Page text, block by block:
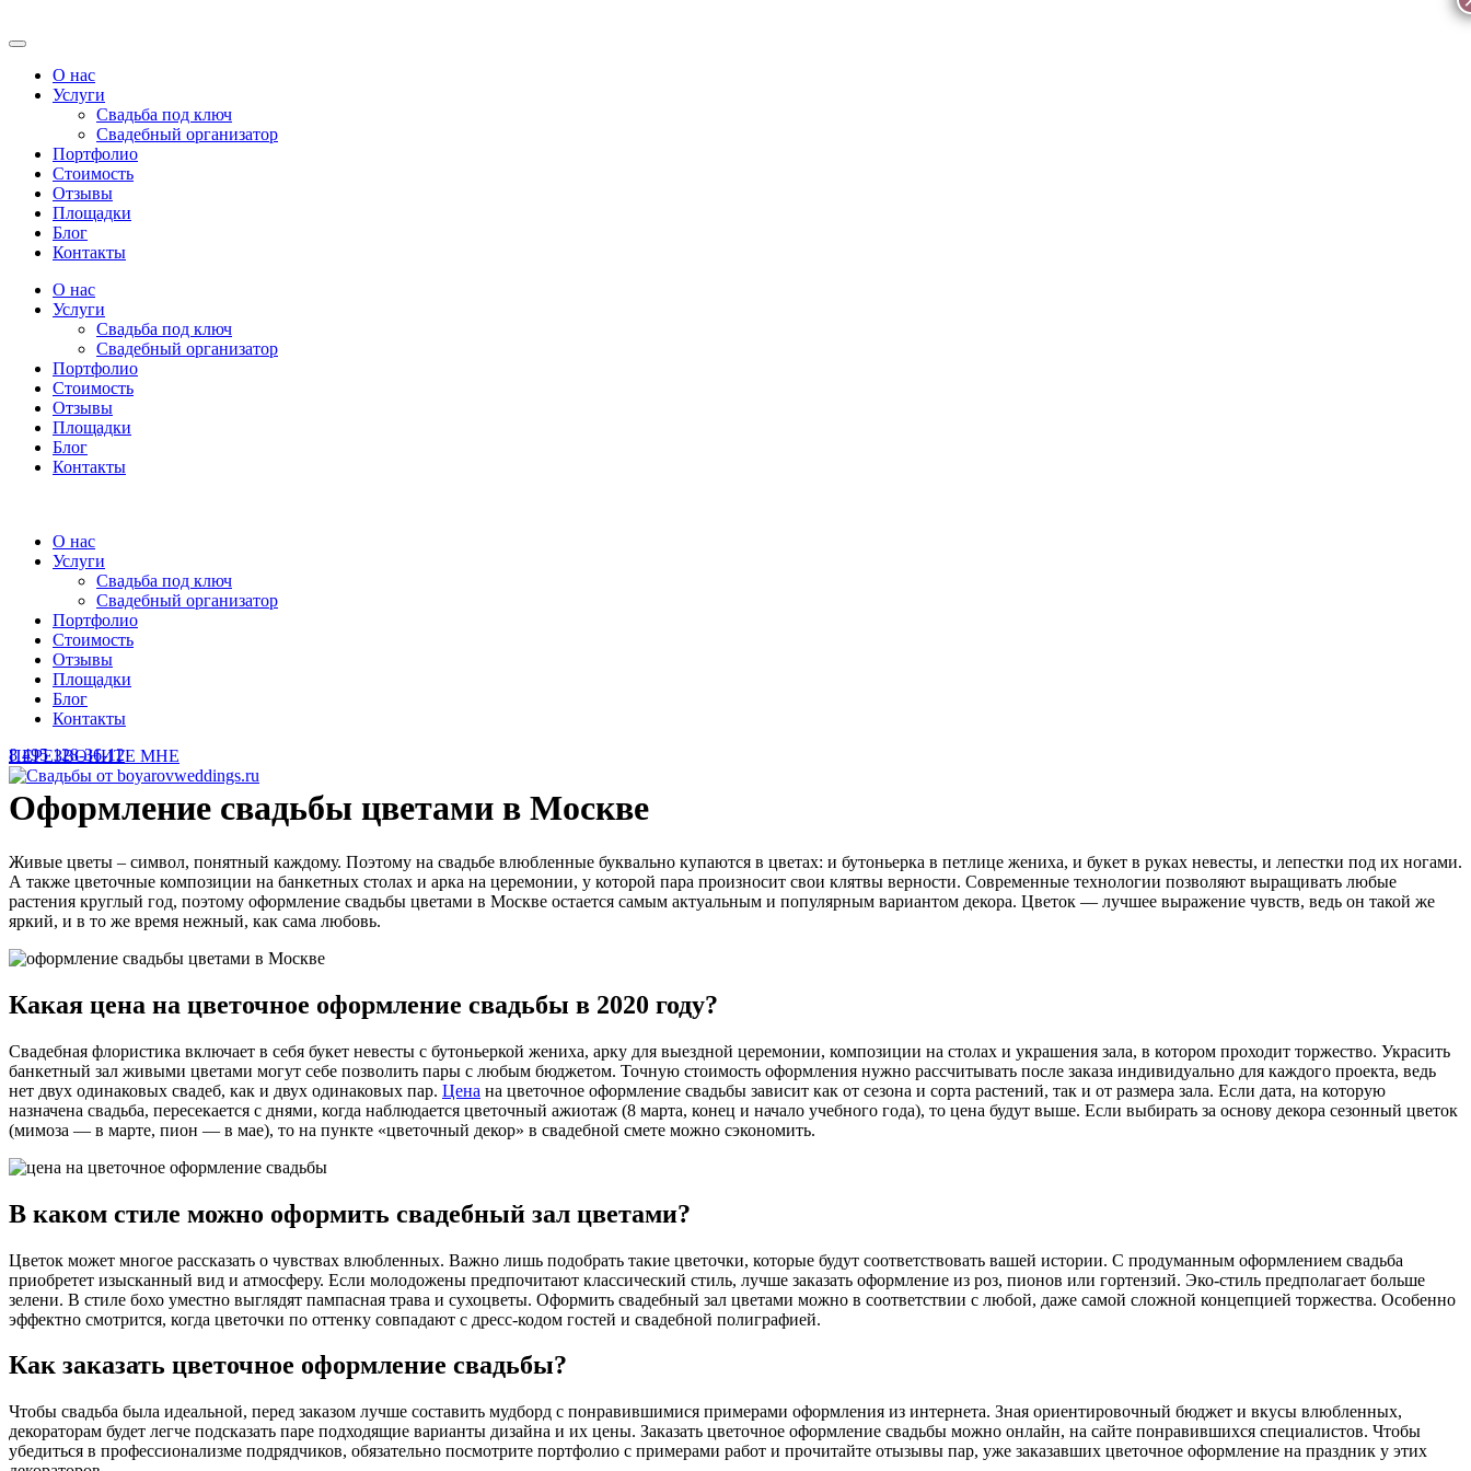
О нас
Услуги
Свадьба под ключ
Свадебный организатор
Портфолио
Стоимость
Отзывы
Площадки
Блог
Контакты
О нас
Услуги
Свадьба под ключ
Свадебный организатор
Портфолио
Стоимость
Отзывы
Площадки
Блог
Контакты
О нас
Услуги
Свадьба под ключ
Свадебный организатор
Портфолио
Стоимость
Отзывы
Площадки
Блог
Контакты
ПЕРЕЗВОНИТЕ МНЕ
8 495 128-36-12
Оформление свадьбы цветами в Москве
Живые цветы – символ, понятный каждому. Поэтому на свадьбе влюбленные буквально купаются в цветах: и бутоньерка в петлице жениха, и букет в руках невесты, и лепестки под их ногами.
А также цветочные композиции на банкетных столах и арка на церемонии, у которой пара произносит свои клятвы верности. Современные технологии позволяют выращивать любые
растения круглый год, поэтому оформление свадьбы цветами в Москве остается самым актуальным и популярным вариантом декора. Цветок — лучшее выражение чувств, ведь он такой же
яркий, и в то же время нежный, как сама любовь.
Какая цена на цветочное оформление свадьбы в 2020 году?
Свадебная флористика включает в себя букет невесты с бутоньеркой жениха, арку для выездной церемонии, композиции на столах и украшения зала, в котором проходит торжество. Украсить
банкетный зал живыми цветами могут себе позволить пары с любым бюджетом. Точную стоимость оформления нужно рассчитывать после заказа индивидуально для каждого проекта, ведь
нет двух одинаковых свадеб, как и двух одинаковых пар. Цена на цветочное оформление свадьбы зависит как от сезона и сорта растений, так и от размера зала. Если дата, на которую
назначена свадьба, пересекается с днями, когда наблюдается цветочный ажиотаж (8 марта, конец и начало учебного года), то цена будут выше. Если выбирать за основу декора сезонный цветок
(мимоза — в марте, пион — в мае), то на пункте «цветочный декор» в свадебной смете можно сэкономить.
В каком стиле можно оформить свадебный зал цветами?
Цветок может многое рассказать о чувствах влюбленных. Важно лишь подобрать такие цветочки, которые будут соответствовать вашей истории. С продуманным оформлением свадьба
приобретет изысканный вид и атмосферу. Если молодожены предпочитают классический стиль, лучше заказать оформление из роз, пионов или гортензий. Эко-стиль предполагает больше
зелени. В стиле бохо уместно выглядят пампасная трава и сухоцветы. Оформить свадебный зал цветами можно в соответствии с любой, даже самой сложной концепцией торжества. Особенно
эффектно смотрится, когда цветочки по оттенку совпадают с дресс-кодом гостей и свадебной полиграфией.
Как заказать цветочное оформление свадьбы?
Чтобы свадьба была идеальной, перед заказом лучше составить мудборд с понравившимися примерами оформления из интернета. Зная ориентировочный бюджет и вкусы влюбленных,
декораторам будет легче подсказать паре подходящие варианты дизайна и их цены. Заказать цветочное оформление свадьбы можно онлайн, на сайте понравившихся специалистов. Чтобы
убедиться в профессионализме подрядчиков, обязательно посмотрите портфолио с примерами работ и прочитайте отызывы пар, уже заказавших цветочное оформление на праздник у этих